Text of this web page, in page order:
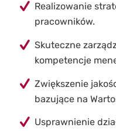
Realizowanie
pracowników.
Skuteczne
kompetencje
Zwiększenie
bazujące na
Usprawnienie